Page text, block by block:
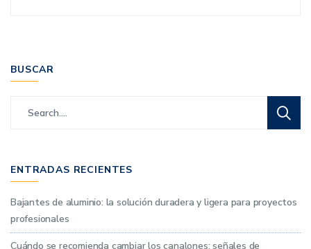
BUSCAR
ENTRADAS RECIENTES
Bajantes de aluminio: la solución duradera y ligera para proyectos
profesionales
Cuándo se recomienda cambiar los canalones: señales de